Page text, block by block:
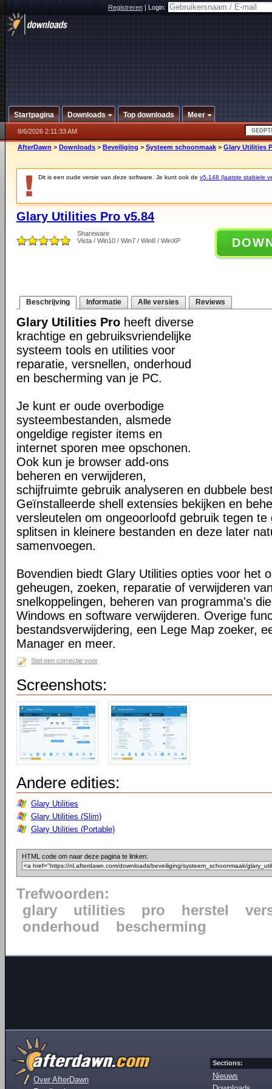
Registreren|Login:
Startpagina Downloads Top downloads Meer
8/6/2026 2:11:33 AM
AfterDawn > Downloads > Beveiliging > Systeem schoonmaak > Glary Utilities
Dit is een oude versie van deze software. Je kunt ook de v5.148 (laatste stabiele
Glary Utilities Pro v5.84
Shareware
Vista / Win10 / Win7 / Win8 / WinXP
Beschrijving Informatie Alle versies Reviews
Glary Utilities Pro heeft diverse
krachtige en gebruiksvriendelijke
systeem tools en utilities voor
reparatie, versnellen, onderhoud
en bescherming van je PC.
Je kunt er oude overbodige
systeembestanden, alsmede
ongeldige register items en
internet sporen mee opschonen.
Ook kun je browser add-ons
beheren en verwijderen,
schijfruimte gebruik analyseren en dubbele
Geïnstalleerde shell extensies bekijken en
versleutelen om ongeoorloofd gebruik tegen te
splitsen in kleinere bestanden en deze later
samenvoegen.
Bovendien biedt Glary Utilities opties voor het
geheugen, zoeken, reparatie of verwijderen
snelkoppelingen, beheren van programma's
Windows en software verwijderen. Overige
bestandsverwijdering, een Lege Map zoeker,
Manager en meer.
Stel een correctie voor
Screenshots:
Andere edities:
Glary Utilities
Glary Utilities (Slim)
Glary Utilities (Portable)
HTML code om naar deze pagina te linken:
Trefwoorden:
glary
utilities pro herstel
onderhoud
bescherming
Over AfterDawn
Sections:
Nieuws